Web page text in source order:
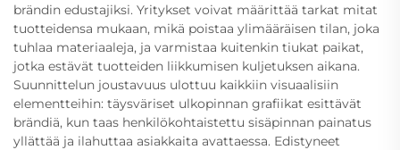
brändin edustajiksi. Yritykset voivat määrittää tarkat mitat
tuotteidensa mukaan, mikä poistaa ylimääräisen tilan, joka
tuhlaa materiaaleja, ja varmistaa kuitenkin tiukat paikat,
jotka estävät tuotteiden liikkumisen kuljetuksen aikana.
Suunnittelun joustavuus ulottuu kaikkiin visuaalisiin
elementteihin: täysväriset ulkopinnan grafiikat esittävät
brändiä, kun taas henkilökohtaistettu sisäpinnan painatus
yllättää ja ilahuttaa asiakkaita avattaessa. Edistyneet